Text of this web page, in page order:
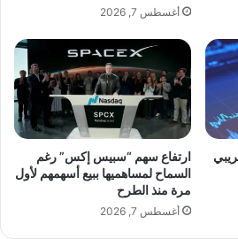
أغسطس 7, 2026
ارتفاع سهم “سبيس إكس” رغم
السماح لمساهميها ببيع أسهمهم لأول
مرة منذ الطرح
أغسطس 7, 2026